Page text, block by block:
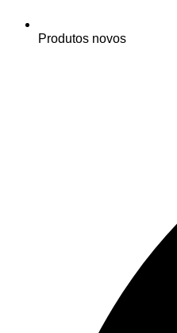
Produtos novos